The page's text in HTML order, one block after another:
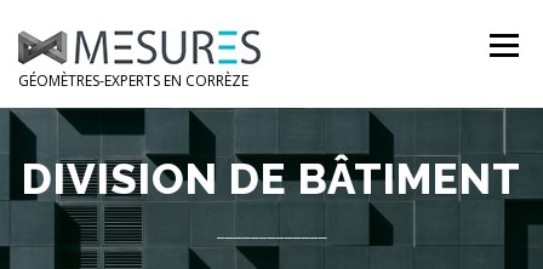
contenu
GÉOMÈTRES-EXPERTS EN CORRÈZE
Menu
NOS BUREAUX NOS MÉTIERS NOTRE ÉQUIPE
DEMANDE DE DEVIS GRATUIT
DIVISION DE BÂTIMENT